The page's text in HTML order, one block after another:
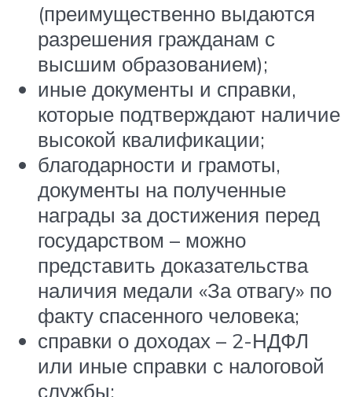
(преимущественно выдаются
разрешения гражданам с
высшим образованием);
иные документы и справки,
которые подтверждают наличие
высокой квалификации;
благодарности и грамоты,
документы на полученные
награды за достижения перед
государством – можно
представить доказательства
наличия медали «За отвагу» по
факту спасенного человека;
справки о доходах – 2-НДФЛ
или иные справки с налоговой
службы;